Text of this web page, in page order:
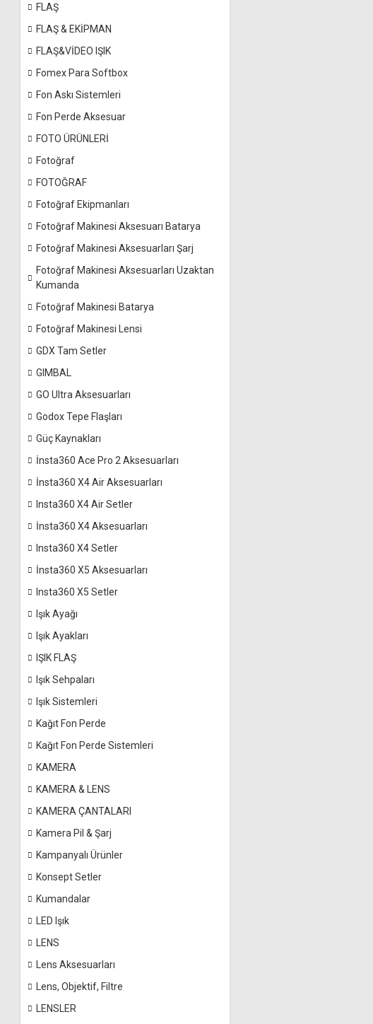
FLAŞ
FLAŞ & EKİPMAN
FLAŞ&VİDEO IŞIK
Fomex Para Softbox
Fon Askı Sistemleri
Fon Perde Aksesuar
FOTO ÜRÜNLERİ
Fotoğraf
FOTOĞRAF
Fotoğraf Ekipmanları
Fotoğraf Makinesi Aksesuarı Batarya
Fotoğraf Makinesi Aksesuarları Şarj
Fotoğraf Makinesi Aksesuarları Uzaktan
Kumanda
Fotoğraf Makinesi Batarya
Fotoğraf Makinesi Lensi
GDX Tam Setler
GIMBAL
GO Ultra Aksesuarları
Godox Tepe Flaşları
Güç Kaynakları
İnsta360 Ace Pro 2 Aksesuarları
İnsta360 X4 Air Aksesuarları
Insta360 X4 Air Setler
İnsta360 X4 Aksesuarları
Insta360 X4 Setler
İnsta360 X5 Aksesuarları
Insta360 X5 Setler
Işık Ayağı
Işık Ayakları
IŞIK FLAŞ
Işık Sehpaları
Işık Sistemleri
Kağıt Fon Perde
Kağıt Fon Perde Sistemleri
KAMERA
KAMERA & LENS
KAMERA ÇANTALARI
Kamera Pil & Şarj
Kampanyalı Ürünler
Konsept Setler
Kumandalar
LED Işık
LENS
Lens Aksesuarları
Lens, Objektif, Filtre
LENSLER